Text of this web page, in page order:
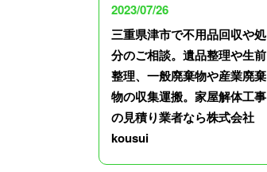
2023/07/26
三重県津市で不用品回収や処
分のご相談。遺品整理や生前
整理、一般廃棄物や産業廃棄
物の収集運搬。家屋解体工事
の見積り業者なら株式会社
kousui